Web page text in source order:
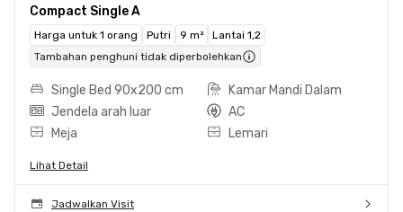
Compact Single A
Harga untuk 1 orang Putri 9 m²
Lantai 1,2
Tambahan penghuni tidak diperbolehkan
Single Bed 90x200 cm
Kamar Mandi Dalam
Jendela arah luar
AC
Meja
Lemari
Lihat Detail
Jadwalkan Visit